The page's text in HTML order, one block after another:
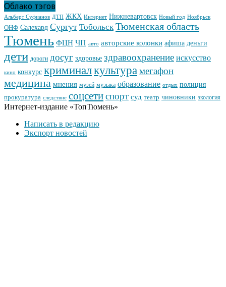
Облако тэгов
Альберт Суфианов ДТП ЖКХ Интернет Нижневартовск Новый год Ноябрьск
ОНФ Салехард Сургут Тобольск Тюменская область
Тюмень ФЦН ЧП авто авторские колонки афиша деньги
дети дороги досуг здоровье здравоохранение искусство
кино конкурс криминалкультурамегафон
медицина мнения музей музыка образование отдых полиция
прокуратура следствие соцсетиспорт суд театр чиновники экология
Интернет-издание «ТопТюмень»
Написать в редакцию
Экспорт новостей